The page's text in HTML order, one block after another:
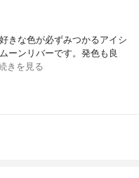
きな色が必ずみつかるアイシ
ーンリバーです。発色も良
きを見る